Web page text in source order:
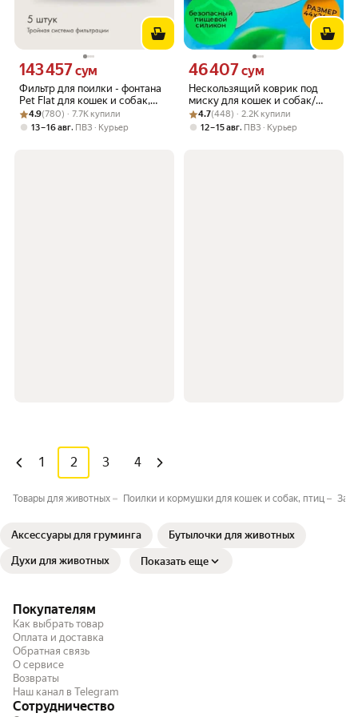
Фильтр для поилки - фонтана
Pet Flat для кошек и собак,
набор 5 шт
Цена 143457 сум вместо
143 457сум
Рейтинг товара: 4.9 из 5
Оценок: (780) · 7.7K купили
4.9(780) · 7.7K купили
13 – 16 авг, ПВЗ Курьер
Нескользящий коврик под
миску для кошек и собак/
Силиконовый коврик для
питомцев 44x24 см
Цена 46407 сум вместо
46 407сум
Рейтинг товара: 4.7 из 5
Оценок: (448) · 2.2K купили
4.7(448) · 2.2K купили
12 – 15 авг, ПВЗ Курьер
1 2 3 4
Товары для животных Поилки и кормушки для кошек и собак, птиц
Аксессуары для груминга Бутылочки для животных
Духи для животных Показать еще
Покупателям
Как выбрать товар
Оплата и доставка
Обратная связь
О сервисе
Возвраты
Наш канал в Telegram
Сотрудничество